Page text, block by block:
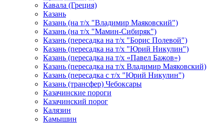
Кавала (Греция)
Казань
Казань (на т/х "Владимир Маяковский")
Казань (на т/х "Мамин-Сибиряк")
Казань (пересадка на т/х "Борис Полевой")
Казань (пересадка на т/х "Юрий Никулин")
Казань (пересадка на т/х «Павел Бажов»)
Казань (пересадка на т/х Владимир Маяковский)
Казань (пересадка с т/х "Юрий Никулин")
Казань (трансфер) Чебоксары
Казачинские пороги
Казачинский порог
Калязин
Камышин